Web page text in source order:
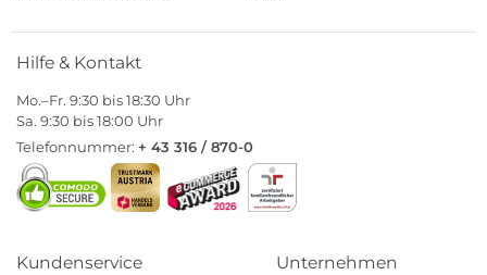
Hilfe & Kontakt
Mo.–Fr. 9:30 bis 18:30 Uhr
Sa. 9:30 bis 18:00 Uhr
Telefonnummer: + 43 316 / 870-0
Kundenservice Unternehmen